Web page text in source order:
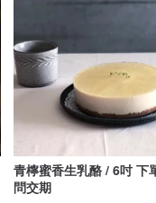
青檸蜜香生乳酪 / 6吋 下單前 請先詢
問交期